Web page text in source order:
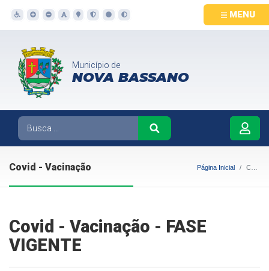
MENU
Município de
NOVA BASSANO
Covid - Vacinação Página Inicial Covid - Vacinação
Covid - Vacinação - FASE
VIGENTE